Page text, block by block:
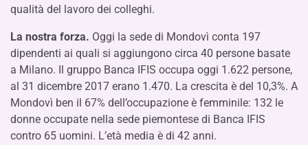
qualità del lavoro dei colleghi.
La nostra forza. Oggi la sede di Mondovì conta 197
dipendenti ai quali si aggiungono circa 40 persone basate
a Milano. Il gruppo Banca IFIS occupa oggi 1.622 persone,
al 31 dicembre 2017 erano 1.470. La crescita è del 10,3%. A
Mondovì ben il 67% dell’occupazione è femminile: 132 le
donne occupate nella sede piemontese di Banca IFIS
contro 65 uomini. L’età media è di 42 anni.